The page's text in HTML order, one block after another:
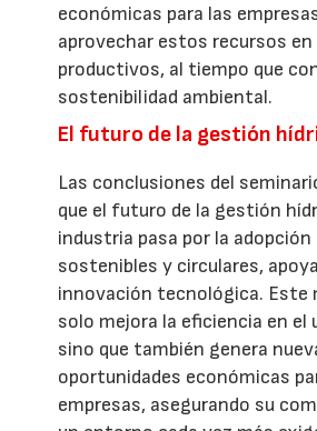
económicas para las
aprovechar estos recursos
productivos, al tiempo que
sostenibilidad ambiental.
El futuro de la gestión
Las conclusiones del
que el futuro de la gestión
industria pasa por la adopción
sostenibles y circulares,
innovación tecnológica. Este
solo mejora la eficiencia en el
sino que también genera
oportunidades económicas
empresas, asegurando su